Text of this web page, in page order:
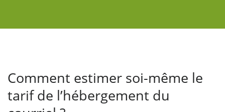
Comment estimer soi-même le
tarif de l’hébergement du